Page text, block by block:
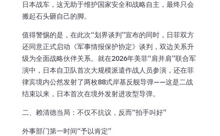
日本战车，这无助于维护国家安全和战略自主，最终只会
搬起石头砸自己的脚。
值得警惕的是，在此次“划界谈判”宣布的同时，日菲双方
还同意正式启动《军事情报保护协定》谈判，双边关系升
级为全面战略伙伴关系。就在2026年美菲“肩并肩”联合军
演中，日本自卫队首次大规模派遣作战人员参演，还在菲
律宾境内公然发射了两枚88式岸基反舰导弹——这是二战
结束以来，日本首次在境外发射进攻型导弹。
二、赖清德当局：不仅不抗议，反而“拍手叫好”
外事部门第一时间“予以肯定”